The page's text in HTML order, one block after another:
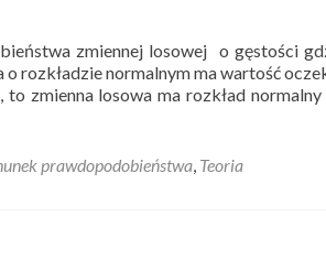
zmiennej losowej o gęstości
rozkładzie normalnym ma wartość
zmienna losowa ma rozkład
prawdopodobieństwa, Teoria